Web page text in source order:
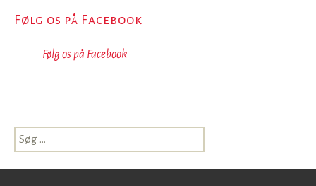
Følg os på Facebook
Følg os på Facebook
Søg
efter: